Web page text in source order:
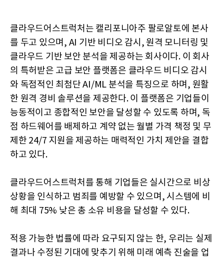
클라우드어스트럭처는 캘리포니아주 팔로알토에 본사
를 두고 있으며, AI 기반 비디오 감시, 원격 모니터링 및
클라우드 기반 보안 분석을 제공하는 회사이다. 이 회사
의 특허받은 고급 보안 플랫폼은 클라우드 비디오 감시
와 독점적인 최첨단 AI/ML 분석을 특징으로 하며, 원활
한 원격 경비 솔루션을 제공한다. 이 플랫폼은 기업들이
능동적이고 종합적인 보안을 달성할 수 있도록 하며, 독
점 하드웨어를 배제하고 계약 없는 월별 가격 책정 및 무
제한 24/7 지원을 제공하는 매력적인 가치 제안을 결합
하고 있다.
클라우드어스트럭처를 통해 기업들은 실시간으로 비상
상황을 인식하고 범죄를 예방할 수 있으며, 시스템에 비
해 최대 75% 낮은 총 소유 비용을 달성할 수 있다.
적용 가능한 법률에 따라 요구되지 않는 한, 우리는 실제
결과나 수정된 기대에 맞추기 위해 미래 예측 진술을 업